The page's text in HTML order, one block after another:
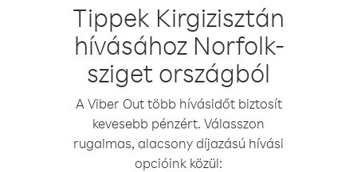
Tippek Kirgizisztán
hívásához Norfolk-
sziget országból
A Viber Out több hívásidőt biztosít
kevesebb pénzért. Válasszon
rugalmas, alacsony díjazású hívási
opcióink közül: